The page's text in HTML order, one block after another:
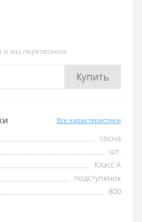
и мы перезвоним
Купить
Все характеристики
сосна
шт.
Класс А
подступенок
800